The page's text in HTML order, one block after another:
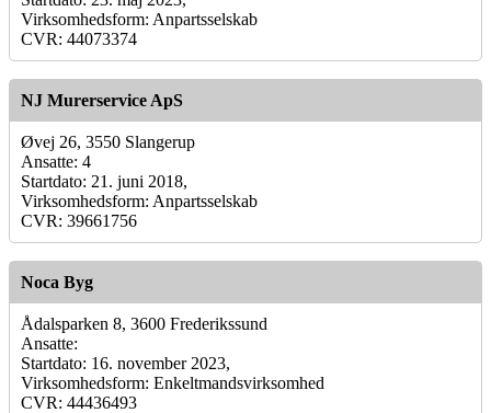
Virksomhedsform: Anpartsselskab
CVR: 44073374
NJ Murerservice ApS
Øvej 26, 3550 Slangerup
Ansatte: 4
Startdato: 21. juni 2018,
Virksomhedsform: Anpartsselskab
CVR: 39661756
Noca Byg
Ådalsparken 8, 3600 Frederikssund
Ansatte:
Startdato: 16. november 2023,
Virksomhedsform: Enkeltmandsvirksomhed
CVR: 44436493